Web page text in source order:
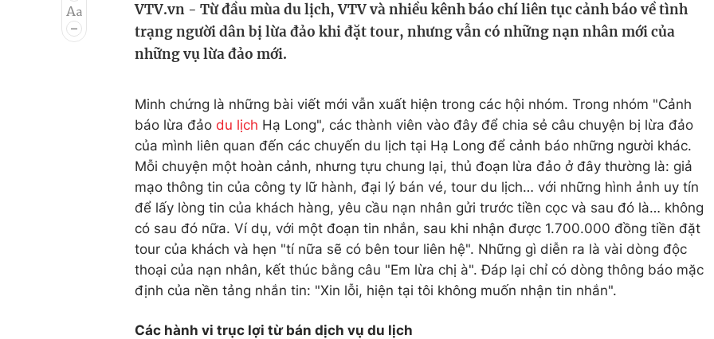
Âm nhạc
Làm đẹp
Chất lượng cuộc sống
Học trực tuyến
Sản phẩm
VTV.vn - Từ đầu mùa du lịch, VTV và nhiều kênh báo chí liên tục cảnh báo về tình
trạng người dân bị lừa đảo khi đặt tour, nhưng vẫn có những nạn nhân mới của
những vụ lừa đảo mới.
Minh chứng là những bài viết mới vẫn xuất hiện trong các hội nhóm. Trong nhóm "Cảnh
báo lừa đảo du lịch Hạ Long", các thành viên vào đây để chia sẻ câu chuyện bị lừa đảo
của mình liên quan đến các chuyến du lịch tại Hạ Long để cảnh báo những người khác.
Mỗi chuyện một hoàn cảnh, nhưng tựu chung lại, thủ đoạn lừa đảo ở đây thường là: giả
mạo thông tin của công ty lữ hành, đại lý bán vé, tour du lịch… với những hình ảnh uy tín
để lấy lòng tin của khách hàng, yêu cầu nạn nhân gửi trước tiền cọc và sau đó là… không
có sau đó nữa. Ví dụ, với một đoạn tin nhắn, sau khi nhận được 1.700.000 đồng tiền đặt
tour của khách và hẹn "tí nữa sẽ có bên tour liên hệ". Những gì diễn ra là vài dòng độc
thoại của nạn nhân, kết thúc bằng câu "Em lừa chị à". Đáp lại chỉ có dòng thông báo mặc
định của nền tảng nhắn tin: "Xin lỗi, hiện tại tôi không muốn nhận tin nhắn".
Các hành vi trục lợi từ bán dịch vụ du lịch